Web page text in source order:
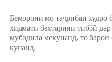
Беморони мо таҷрибаи худро
хидмати беҳтарини тиббӣ
мубодила мекунанд, то барои
кунанд.